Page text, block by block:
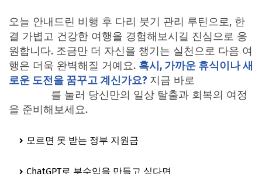
오늘 안내드린 비행 후 다리 붓기 관리 루틴으로, 한
결 가볍고 건강한 여행을 경험해보시길 진심으로 응
원합니다. 조금만 더 자신을 챙기는 실천으로 다음 여
행은 더욱 완벽해질 거예요. 혹시, 가까운 휴식이나 새
로운 도전을 꿈꾸고 계신가요?지금 바로
를 눌러 당신만의 일상 탈출과 회복의 여정
을 준비해보세요.
모르면 못 받는 정부 지원금
ChatGPT로 부수입을 만들고 싶다면